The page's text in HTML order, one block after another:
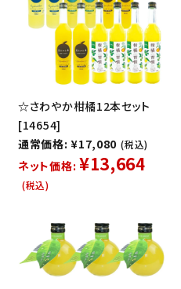
☆さわやか柑橘12本セット
[14654]
通常価格: ¥17,080 (税込)
ネット価格: ¥13,664
(税込)